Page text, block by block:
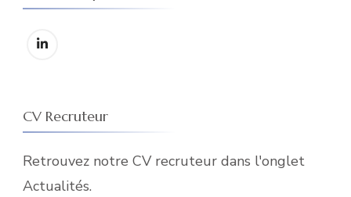
CV Recruteur
Retrouvez notre CV recruteur dans l'onglet
Actualités.